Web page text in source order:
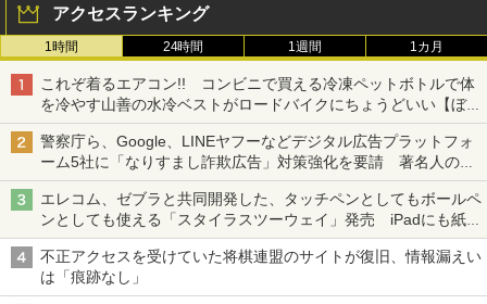
アクセスランキング
1時間 24時間 1週間 1カ月
これぞ着るエアコン!! コンビニで買える冷凍ペットボトルで体
を冷やす山善の水冷ベストがロードバイクにちょうどいい【ぼっ
ち・ざ・ろーど！その14】【空いた時間でなにしてる？】
警察庁ら、Google、LINEヤフーなどデジタル広告プラットフォ
ーム5社に「なりすまし詐欺広告」対策強化を要請 著名人の写
真や映像を使った投資詐欺などへの対策として
エレコム、ゼブラと共同開発した、タッチペンとしてもボールペ
ンとしても使える「スタイラスツーウェイ」発売 iPadにも紙に
も、持ち替えずに書き込める
不正アクセスを受けていた将棋連盟のサイトが復旧、情報漏えい
は「痕跡なし」